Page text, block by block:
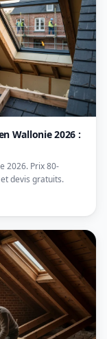
Wallonie 2026 :
2026. Prix 80-
devis gratuits.